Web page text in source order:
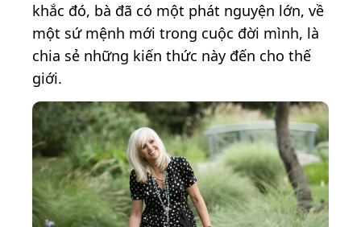
khắc đó, bà đã có một phát nguyện lớn, về
một sứ mệnh mới trong cuộc đời mình, là
chia sẻ những kiến thức này đến cho thế
giới.